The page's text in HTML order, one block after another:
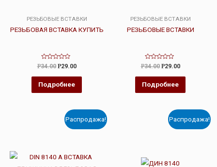
РЕЗЬБОВЫЕ ВСТАВКИ
РЕЗЬБОВАЯ ВСТАВКА КУПИТЬ
Оценка
0
из
Р34.00 Р29.00
Подробнее
РЕЗЬБОВЫЕ ВСТАВКИ
РЕЗЬБОВЫЕ ВСТАВКИ
Оценка
0
из
Р34.00 Р29.00
Подробнее
Распродажа! Распродажа!